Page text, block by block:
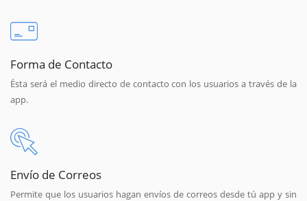
Forma de Contacto
Ésta será el medio directo de contacto con los usuarios a través de la
app.
Envío de Correos
Permite que los usuarios hagan envíos de correos desde tú app y sin